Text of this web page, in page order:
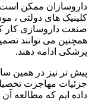
داروسازان ممکن است
کلینیک های دولتی ،
صنعت داروسازی کار
همچنین می توانند
پزشکی ادامه دهند.
پیش تر نیز در همین
جزئیات مهاجرت
داده ایم که مطالعه